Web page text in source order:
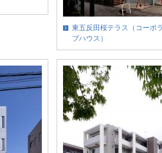
東五反田桜テラス（コーポ
ブハウス）